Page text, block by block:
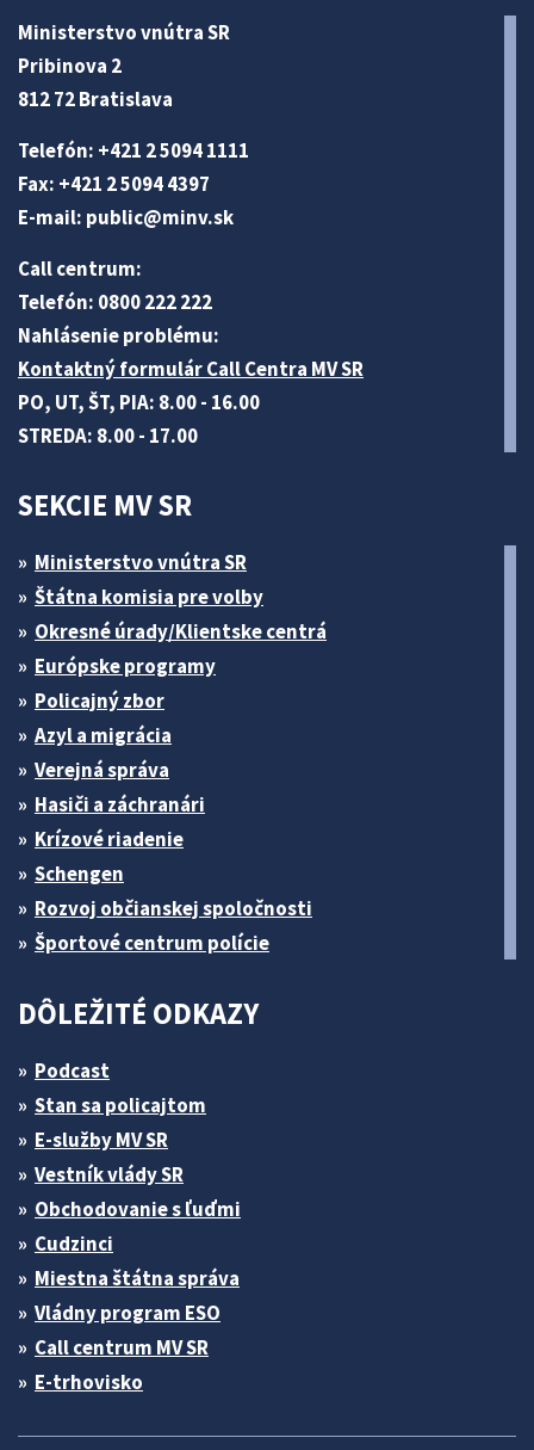
Ministerstvo vnútra SR
Pribinova 2
812 72 Bratislava
Telefón: +421 2 5094 1111
Fax: +421 2 5094 4397
E-mail: public@minv.sk
Call centrum:
Telefón: 0800 222 222
Nahlásenie problému:
Kontaktný formulár Call Centra MV SR
PO, UT, ŠT, PIA: 8.00 - 16.00
STREDA: 8.00 - 17.00
SEKCIE MV SR
Ministerstvo vnútra SR
Štátna komisia pre volby
Okresné úrady/Klientske centrá
Európske programy
Policajný zbor
Azyl a migrácia
Verejná správa
Hasiči a záchranári
Krízové riadenie
Schengen
Rozvoj občianskej spoločnosti
Športové centrum polície
DÔLEŽITÉ ODKAZY
Podcast
Stan sa policajtom
E-služby MV SR
Vestník vlády SR
Obchodovanie s ľuďmi
Cudzinci
Miestna štátna správa
Vládny program ESO
Call centrum MV SR
E-trhovisko